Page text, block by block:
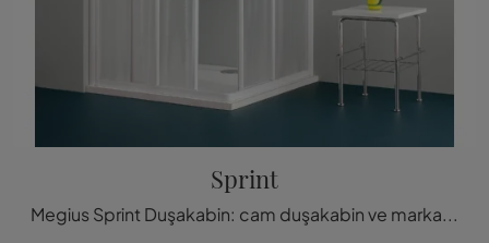
Sprint
Megius Sprint Duşakabin: cam duşakabin ve markanın aksesuarları hakkında bilgi almak için tıklayın.